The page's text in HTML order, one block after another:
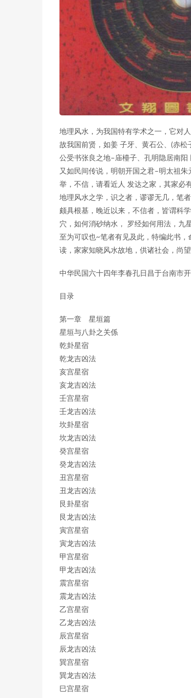
地理风水，为我国特有学术之一，它对
故我国前贤，如姜 子牙、黄石公、(赤
公受书张良之地–庙檯子、孔明隐居南阳
又如民间传说，明朝开国之君–明太祖
举，不信，请看近人 发达之家，其家必
地理风水之学，识之者，谬谬无几，笔
颇具根基，晚近以来，不信者，皆谓科
穴，如何消砂纳水， 罗经如何用法，九
至为可叹也~笔者有见及此，特编此书
读，家家知晓风水故地，供诸社会，尚
中华民国六十四年李春孔日昌于台南市
目录
第一章 星垣篇
星垣与八卦之关係
乾卦星宿
乾龙吉凶法
亥宫星宿
亥龙吉凶法
壬宫星宿
壬龙吉凶法
坎卦星宿
坎龙吉凶法
癸宫星宿
癸龙吉凶法
丑宫星宿
丑龙吉凶法
艮卦星宿
艮龙吉凶法
寅宫星宿
寅龙吉凶法
甲宫星宿
甲龙吉凶法
震宫星宿
震龙吉凶法
乙宫星宿
乙龙吉凶法
辰宫星宿
辰龙吉凶法
巽宫星宿
巽龙吉凶法
巳宫星宿